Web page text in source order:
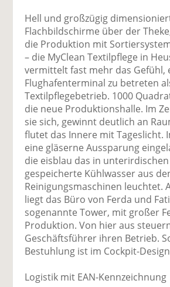
Hell und großzügig
Flachbildschirme über der
die Produktion mit
– die MyClean Textilpflege in
vermittelt fast mehr das Gefühl,
Flughafenterminal zu betreten
Textilpflegebetrieb. 1000
die neue Produktionshalle. Im
sie sich, gewinnt deutlich an
flutet das Innere mit Tageslicht.
eine gläserne Aussparung
die eisblau das in unterirdischen
gespeicherte Kühlwasser aus
Reinigungsmaschinen leuchtet.
liegt das Büro von Ferda und
sogenannte Tower, mit großer
Produktion. Von hier aus
Geschäftsführer ihren Betrieb.
Bestuhlung ist im Cockpit-
Logistik mit EAN-Kennzeichnung